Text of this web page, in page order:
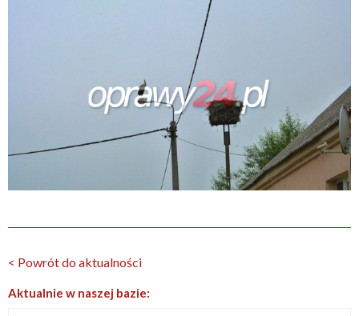
< Powrót do aktualności
Aktualnie w naszej bazie: